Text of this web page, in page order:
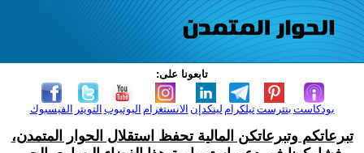
تابعونا على:
الفيسبوك التويتر اليوتيوب الانستغرام لينكدإن تيلكرامبنترست بودكاست
تبرعاتكم وتبرعاتكن المالية تحفظ استقلال الحوار المتمدن،